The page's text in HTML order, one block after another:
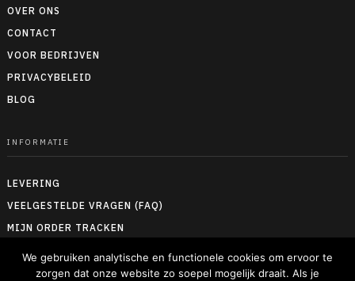
OVER ONS
CONTACT
VOOR BEDRIJVEN
PRIVACYBELEID
BLOG
INFORMATIE
LEVERING
VEELGESTELDE VRAGEN (FAQ)
MIJN ORDER TRACKEN
ALGEMENE VOORWAARDEN
We gebruiken analytische en functionele cookies om ervoor te
zorgen dat onze website zo soepel mogelijk draait. Als je